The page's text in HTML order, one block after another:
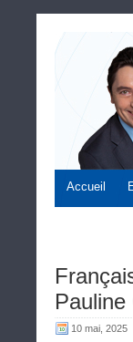
Accueil
Pauline
10 mai, 2025